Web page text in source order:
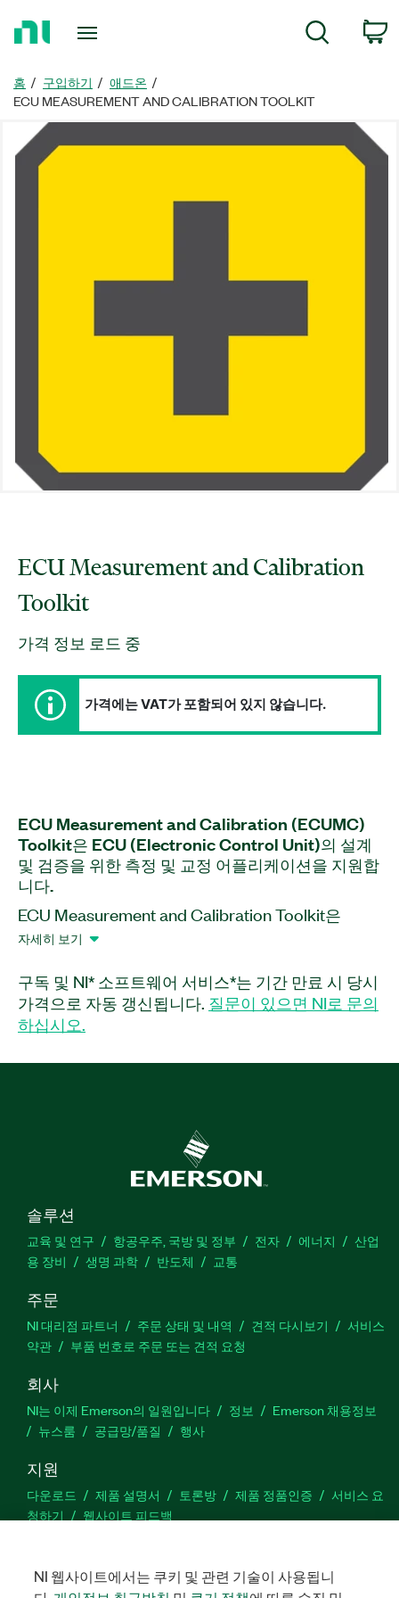
홈 구입하기
애드온
ECU MEASUREMENT AND CALIBRATION TOOLKIT
ECU Measurement and Calibration
Toolkit
가격 정보 로드 중
가격에는 VAT가 포함되어 있지 않습니다.
ECU Measurement and Calibration (ECUMC)
Toolkit은 ECU (Electronic Control Unit)의 설계
및 검증을 위한 측정 및 교정 어플리케이션을 지원합
니다.
ECU Measurement and Calibration Toolkit은
LabVIEW, LabWindows™/CVI 및 Microsoft
입니다. 소프트웨어는 XCP (Universal
Measurement and Calibration Protocol) 및 CCP
(CAN Calibration Protocol)에 기반하여 상위 레벨
콜을 사용하여, ASAM (.A2L) 데이터베이스 파일에
베이스 파일을 사용함으로써 자동으로 모든 스케일
링 정보를 적용하고 공학 단위로 데이터를 반환하여
분석, 프레젠테이션 및 로깅을 용이하게 합니다. 또
한 이 툴킷은 1D ~ 3D 사용자 인터페이스를 사용한
ECU 변수 측정 방법 또는 ECU 특성 조작 방법과 같
이 일반적인 용도의 어플리케이션을 위해 예제를 제
공합니다. LabWindows 상표는 Microsoft
Windows는 미국 및 기타 국가에 등록된 Microsoft
Corporation의 등록 상표입니다.
788586-35WP
자세히 보기
구독 및 NI* 소프트웨어 서비스*는 기간 만료 시 당시
가격으로 자동 갱신됩니다. 질문이 있으면 NI로 문의
하십시오.
솔루션
교육 및 연구 항공우주, 국방 및 정부 전자 에너지
산업
용 장비
생명 과학 반도체 교통
주문
NI 대리점 파트너 주문 상태 및 내역 견적 다시보기
서비스
약관
부품 번호로 주문 또는 견적 요청
회사
NI는 이제 Emerson의 일원입니다 정보
Emerson 채용정보
뉴스룸
공급망/품질 행사
지원
다운로드 제품 설명서 토론방 제품 정품인증
서비스 요
청하기
웹사이트 피드백
Facebook
TwitterLinkedIn
NI 웹사이트에서는 쿠키 및 관련 기술이 사용됩니